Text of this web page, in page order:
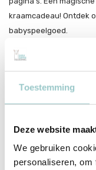
Toestemming
Deze website
We gebruiken
personaliseren,
kraamcadeau! Ontdek
babyspeelgoed.
Liewood
ontwerpen en gebruik
zoals biologisch
tijdloze stijl met
moderne gezinnen.